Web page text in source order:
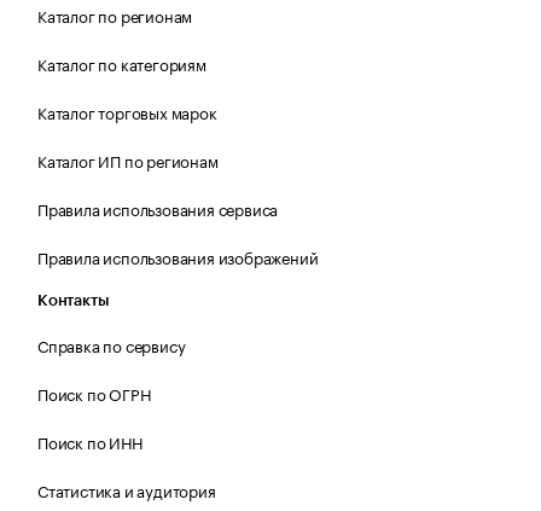
Каталог по регионам
Каталог по категориям
Каталог торговых марок
Каталог ИП по регионам
Правила использования сервиса
Правила использования изображений
Контакты
Справка по сервису
Поиск по ОГРН
Поиск по ИНН
Статистика и аудитория